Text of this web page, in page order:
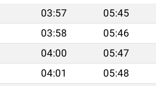
03:57 05:45
03:58 05:46
04:00 05:47
04:01 05:48